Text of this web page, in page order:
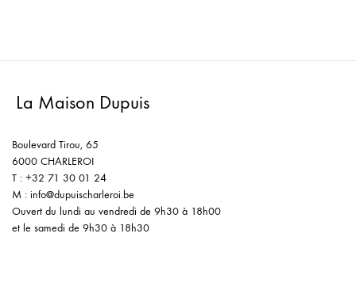
La Maison Dupuis
Boulevard Tirou, 65
6000 CHARLEROI
T : +32 71 30 01 24
M : info@dupuischarleroi.be
Ouvert du lundi au vendredi de 9h30 à 18h00
et le samedi de 9h30 à 18h30